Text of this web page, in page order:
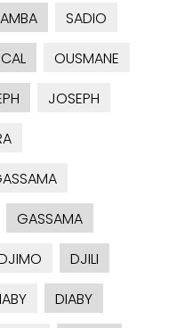
SADIO
OUSMANE
JOSEPH
GASSAMA
DJILI
DIABY